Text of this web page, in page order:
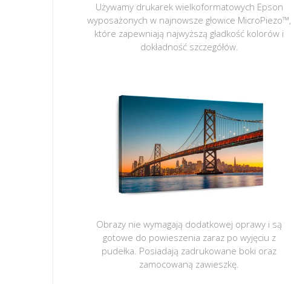
Używamy drukarek wielkoformatowych Epson
wyposażonych w najnowsze głowice MicroPiezo™,
które zapewniają najwyższą gładkość kolorów i
dokładność szczegółów.
Obrazy nie wymagają dodatkowej oprawy i są
gotowe do powieszenia zaraz po wyjęciu z
pudełka. Posiadają zadrukowane boki oraz
zamocowaną zawieszkę.